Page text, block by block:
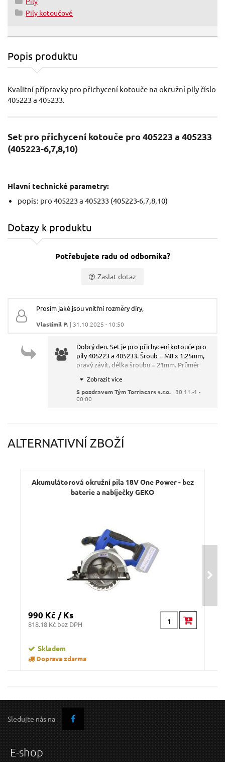
Pily kotoučové
Popis produktu
Kvalitní přípravky pro přichycení kotouče na okružní pily číslo
405223 a 405233.
Set pro přichycení kotouče pro 405223 a 405233
(405223-6,7,8,10)
Hlavní technické parametry:
popis: pro 405223 a 405233 (405223-6,7,8,10)
Dotazy k produktu
Potřebujete radu od odborníka?
Zaslat dotaz
Váš e-mail:
Odeslat dotaz
Prosím jaké jsou vnitřní rozměry díry,
Vlastimil P. | 31.10.2025 - 10:50
Dobrý den. Set je pro přichycení kotouče pro
pily 405223 a 405233. Šroub = M8 x 1,25mm,
pravý závit, délka šroubu = 21mm. Průměr
Součástí sady je: šestihranný šroub (díl 6),
podložka (díl 7), vnější příruba (díl 8), vnitřní
příruba (díl 10).
S pozdravem Tým Torriacars s.r.o. | 30.11.-1 -
00:00
ALTERNATIVNÍ ZBOŽÍ
Akumulátorová okružní pila 18V One Power - bez
baterie a nabíječky GEKO
990 Kč / Ks
818.18 Kč bez DPH
Skladem
Doprava zdarma
Sledujte nás na
E-shop